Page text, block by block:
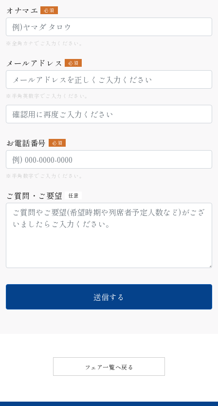
オナマエ 必須
※全角カナでご入力ください。
メールアドレス 必須
※半角英数字でご入力ください。
お電話番号 必須
※半角数字でご入力ください。
ご質問・ご要望 任意
フェア一覧へ戻る